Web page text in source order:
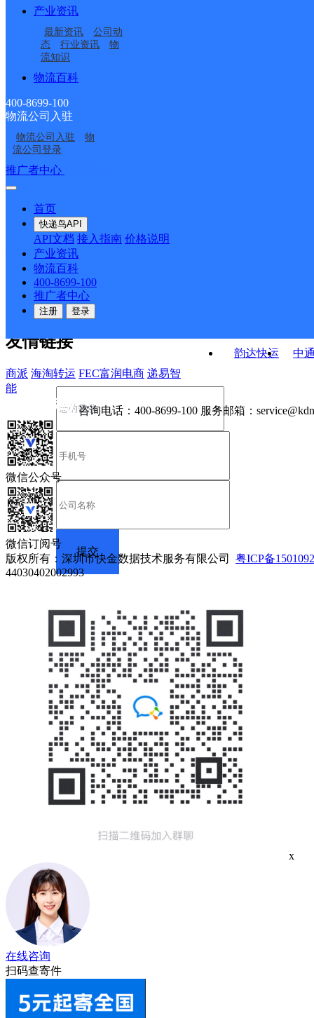
产业资讯
最新资讯
公司动
态
行业资讯
物
流知识
物流百科
400-8699-100
物流公司入驻
物流公司入驻
物
流公司登录
推广者中心
首页
快递鸟API
API文档 接入指南 价格说明
产业资讯
物流百科
400-8699-100
推广者中心
注册 登录
东平县新湖镇合作点
ID16167
东平县梯门镇合作点
ID2491
东平县老湖镇合作点
ID304
中国邮政集团有限公司
山东省东平县接山邮电
支局
中国邮政集团有限公司
山东省东平县银山邮电
王庄邮政支局
韵达快运
中
接口API
API接口 DEMO下载
关于我们
公司介绍 企业动态
合作伙伴 快递鸟接口服务协议
户隐私政策
友情链接
商派 海淘转运 FEC富润电商 递易智
能
咨询电话： 400-8699-100 服务邮箱：
微信公众号
微信订阅号
版权所有：深圳市快金数据技术服务有限公司 粤ICP备
44030402002993
x
在线咨询
扫码查寄件